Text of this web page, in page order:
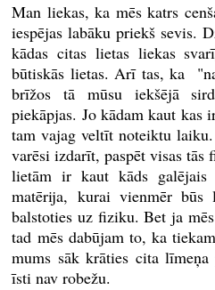
Man liekas, ka mēs katrs
iespējas labāku priekš sevis.
kādas citas lietas liekas
būtiskās lietas. Arī tas, ka
brīžos tā mūsu iekšējā
piekāpjas. Jo kādam kaut
tam vajag veltīt noteiktu
varēsi izdarīt, paspēt visas
lietām ir kaut kāds
matērija, kurai vienmēr
balstoties uz fiziku. Bet ja
tad mēs dabūjam to, ka
mums sāk krāties cita
īsti nav robežu.